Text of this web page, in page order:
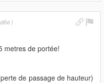
)
metres de portée!
de passage de hauteur)